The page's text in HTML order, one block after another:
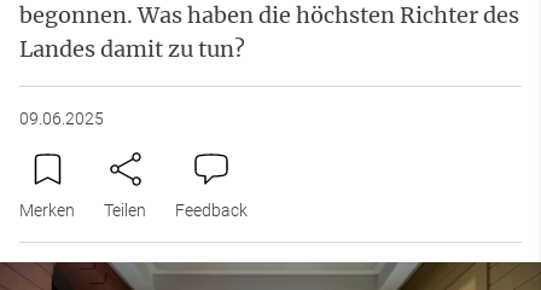
begonnen. Was haben die höchsten Richter des
Landes damit zu tun?
09.06.2025
Merken Teilen Feedback